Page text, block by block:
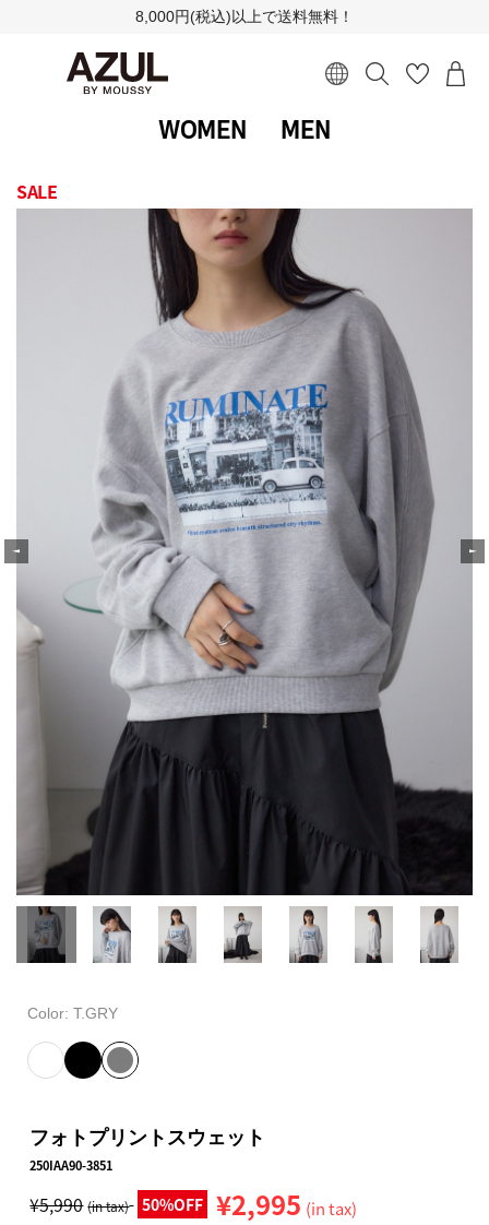
8,000円(税込)以上で送料無料！
WOMEN MEN
SALE
Color: T.GRY
フォトプリントスウェット
250IAA90-3851
¥5,990 (in tax) 50%OFF ¥2,995 (in tax)